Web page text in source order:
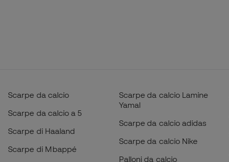
Scarpe da calcio
Scarpe da calcio a 5
Scarpe di Haaland
Scarpe di Mbappé
Scarpe da calcio Lamine
Yamal
Scarpe da calcio adidas
Scarpe da calcio Nike
Palloni da calcio